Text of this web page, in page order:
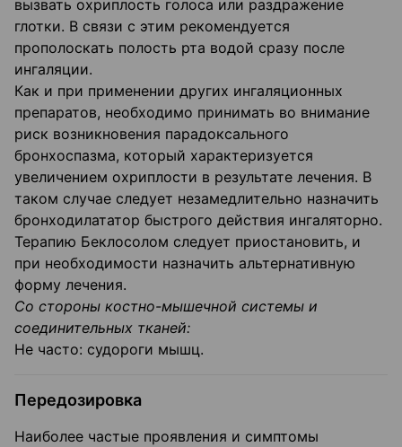
вызвать охриплость голоса или раздражение
глотки. В связи с этим рекомендуется
прополоскать полость рта водой сразу после
ингаляции.
Как и при применении других ингаляционных
препаратов, необходимо принимать во внимание
риск возникновения парадоксального
бронхоспазма, который характеризуется
увеличением охриплости в результате лечения. В
таком случае следует незамедлительно назначить
бронходилататор быстрого действия ингаляторно.
Терапию Беклосолом следует приостановить, и
при необходимости назначить альтернативную
форму лечения.
Со стороны костно-мышечной системы и
соединительных тканей:
Не часто: судороги мышц.
Передозировка
Наиболее частые проявления и симптомы